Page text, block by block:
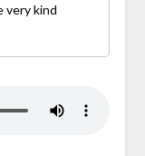
very kind